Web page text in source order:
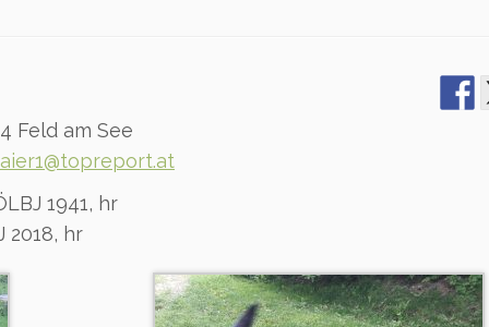
Feld am See
1941, hr
2018, hr